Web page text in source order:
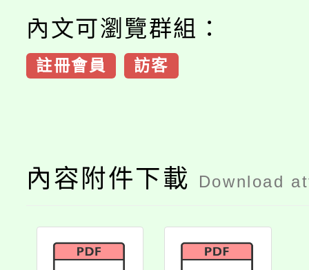
內文可瀏覽群組：
註冊會員 訪客
內容附件下載 Download